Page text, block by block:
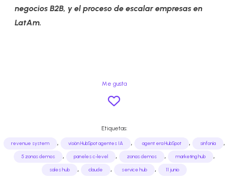
negocios B2B, y el proceso de escalar empresas en
LatAm.
Me gusta
Etiquetas:
revenue system , visión HubSpot agentes IA , agent era HubSpot , sinfonía ,
5 zonas demos , paneles c-level , zonas demos , marketing hub ,
sales hub , claude , service hub , 11 junio